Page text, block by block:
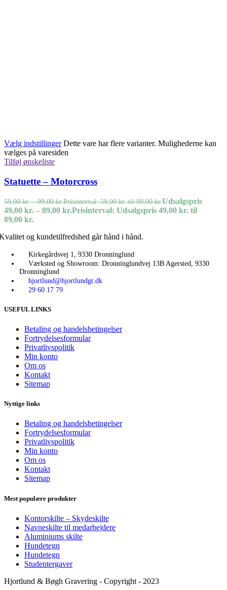
Vælg indstillinger Dette vare har flere varianter. Mulighederne kan
vælges på varesiden
Tilføj ønskeliste
Statuette – Motorcross
59,00kr. – 99,00kr.Prisinterval: 59,00 kr. til 99,00 kr.Udsalgspris
49,00 kr. – 89,00 kr.Prisinterval: Udsalgspris 49,00 kr. til
89,00 kr.
og kundetilfredshed går hånd i hånd.
Kirkegårdsvej 1, 9330 Dronninglund
Værksted og Showroom: Dronninglundvej 13B Agersted, 9330
Dronninglund
hjortlund@hjortlundgt.dk
29 60 17 79
USEFUL LINKS
Betaling og handelsbetingelser
Fortrydelsesformular
Privatlivspolitik
Min konto
Om os
Kontakt
Sitemap
Nyttige links
Betaling og handelsbetingelser
Fortrydelsesformular
Privatlivspolitik
Min konto
Om os
Kontakt
Sitemap
Mest populære produkter
Kontorskilte – Skydeskilte
Navneskilte til medarbejdere
Aluminiums skilte
Hundetegn
Hundetegn
Studentergaver
Hjortlund & Bøgh Gravering - Copyright - 2023